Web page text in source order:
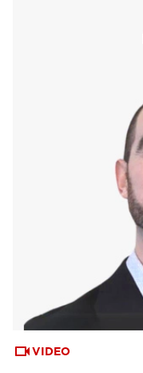
VIDEO